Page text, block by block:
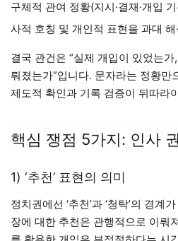
구체적 관여 정황(지시·결재·개입
사적 호칭 및 개인적 표현을 과대
결국 관건은 “실제 개입이 있었는
뤄졌는가”입니다. 문자라는 정황만
제도적 확인과 기록 검증이 뒤따라
핵심 쟁점 5가지: 인사
1) ‘추천’ 표현의 의미
정치권에선 ‘추천’과 ‘청탁’의 경계
장에 대한 추천은 관행적으로 이뤄